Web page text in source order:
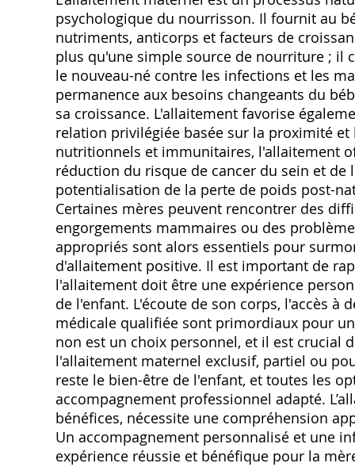
psychologique du nourrisson. Il fournit au
nutriments, anticorps et facteurs de
plus qu'une simple source de nourriture ; il
le nouveau-né contre les infections et les
permanence aux besoins changeants du
sa croissance. L'allaitement favorise
relation privilégiée basée sur la proximité
nutritionnels et immunitaires, l'allaitement
réduction du risque de cancer du sein et
potentialisation de la perte de poids post-
Certaines mères peuvent rencontrer des
engorgements mammaires ou des
appropriés sont alors essentiels pour
d'allaitement positive. Il est important de
l'allaitement doit être une expérience
de l'enfant. L'écoute de son corps, l'accès
médicale qualifiée sont primordiaux pour
non est un choix personnel, et il est crucial
l'allaitement maternel exclusif, partiel ou
reste le bien-être de l'enfant, et toutes les
accompagnement professionnel adapté.
bénéfices, nécessite une compréhension
Un accompagnement personnalisé et une
expérience réussie et bénéfique pour la